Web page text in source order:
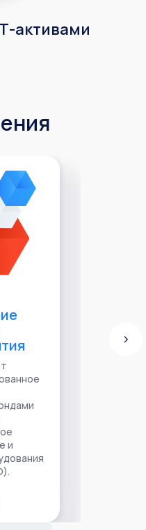
активами
и